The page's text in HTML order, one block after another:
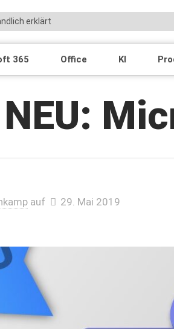
erklärt
365 Office KI
NEU:
auf 29. Mai 2019